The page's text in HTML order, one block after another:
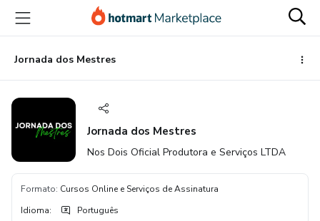
para
conteúdo
principal
para
pagamento
para
rodapé
Jornada dos Mestres
Jornada dos Mestres
Nos Dois Oficial Produtora e Serviços LTDA
Formato: Cursos Online e Serviços de Assinatura
Idioma: Português